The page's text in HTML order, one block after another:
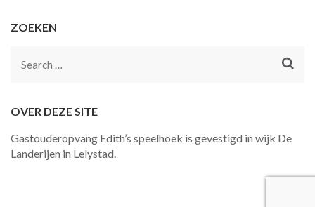
ZOEKEN
Search
OVER DEZE SITE
Gastouderopvang Edith’s speelhoek is gevestigd in wijk De
Landerijen in Lelystad.